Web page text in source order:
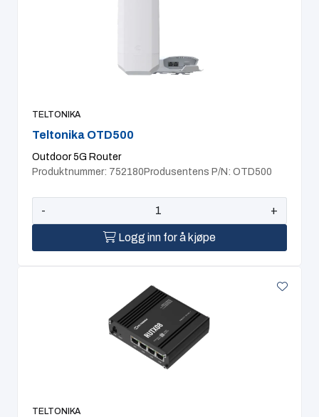
TELTONIKA
Teltonika OTD500
Outdoor 5G Router
Produktnummer: 752180 Produsentens P/N: OTD500
- +
Logg inn for å kjøpe
TELTONIKA